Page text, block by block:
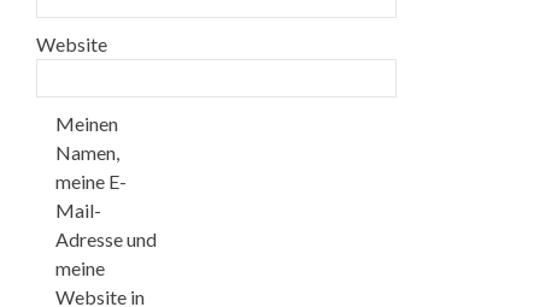
Website
Meinen
Namen,
meine E-
Mail-
Adresse und
meine
Website in